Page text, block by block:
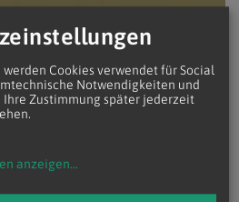
Cookies verwendet für Social
Notwendigkeiten und
Ihre Zustimmung später jederzeit
anzeigen...